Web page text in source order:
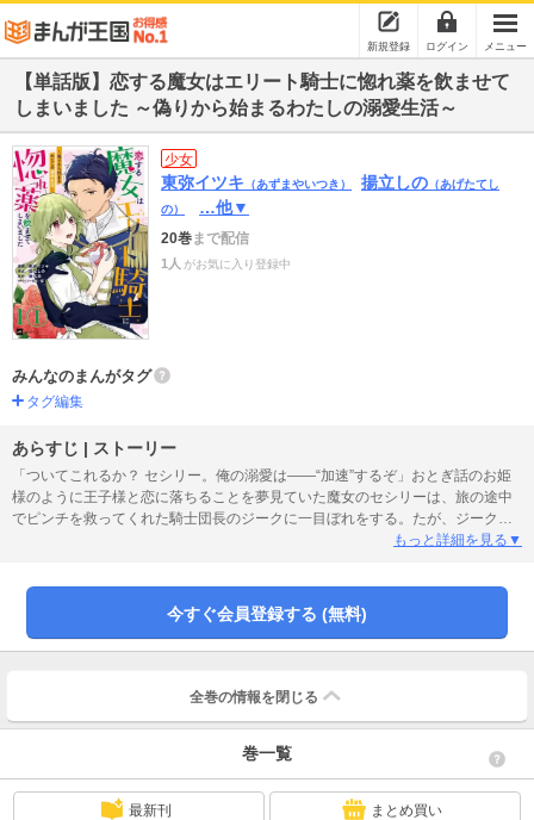
新規登録 ログイン メニュー
【単話版】恋する魔女はエリート騎士に惚れ薬を飲ませて
しまいました ～偽りから始まるわたしの溺愛生活～
少女
東弥イツキ （あずまやいつき） 揚立しの （あげたてし
の）
…他▼
20巻まで配信
1人 がお気に入り登録中
みんなのまんがタグ
タグ編集
あらすじ | ストーリー
「ついてこれるか？ セシリー。俺の溺愛は――“加速”するぞ」おとぎ話のお姫
様のように王子様と恋に落ちることを夢見ていた魔女のセシリーは、旅の途中
でピンチを救ってくれた騎士団長のジークに一目ぼれをする。たが、ジークが
魔女のことを差別していると知ってしまい、セシリーは乙女心をもてあそばれ
は、偽り？ それとも本物？ピュアで奥手な二人のもどかしくて焦れったい恋物
語！※本作品は連載時の単話販売です。単行本版の内容と同一部分がございま
もっと詳細を見る▼
今すぐ会員登録する (無料)
全巻の情報を 閉じる
巻一覧
最新刊 まとめ買い